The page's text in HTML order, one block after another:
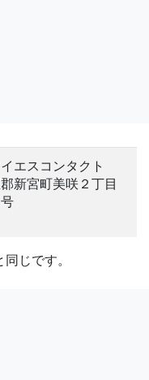
エスコンタクト
新宮町美咲２丁目
じです。